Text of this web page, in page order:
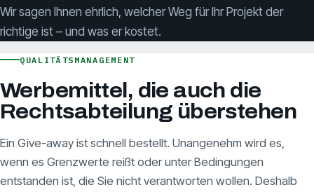
Wir sagen Ihnen ehrlich, welcher Weg für Ihr Projekt der
richtige ist – und was er kostet.
QUALITÄTSMANAGEMENT
Werbemittel, die auch die
Rechtsabteilung überstehen
Ein Give-away ist schnell bestellt. Unangenehm wird es,
wenn es Grenzwerte reißt oder unter Bedingungen
entstanden ist, die Sie nicht verantworten wollen. Deshalb